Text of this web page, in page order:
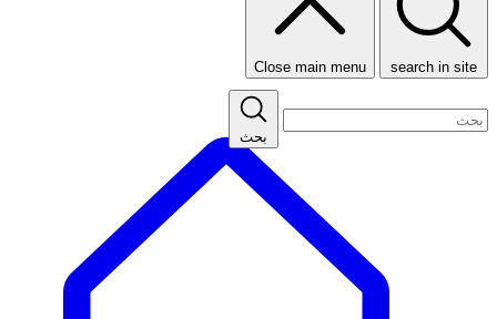
search in site
Close main menu
بحث